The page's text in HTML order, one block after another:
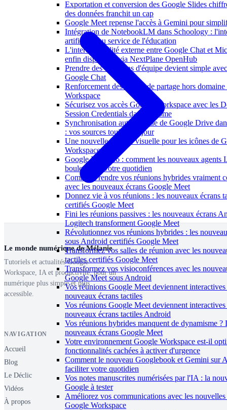
Exportation et conversion des Google Slides
des données franchit un cap
Google Meet repense l'accès à Gemini pour
Intégration de NotebookLM dans Schoology :
artificielle au service de l'éducation
L'interopérabilité externe entre Google Chat et
enfin disponible via NextPlane OpenHub
Prendre des décisions d'équipe devient simple
Google Chat
Renforcement des alertes de partage hors
Workspace
Sécurisez vos accès Google Workspace avec les
Session Credentials dans Chrome
Synchronisation automatique de Google Drive
: vos sources toujours à jour
Une nouvelle identité visuelle pour les icônes de
Workspace
Google I/O 2026 : comment les nouveaux agents
bouleverser votre quotidien
Comment rendre vos réunions hybrides vraiment
avec les nouveaux écrans Google Meet
Donnez vie à vos réunions : les nouveaux écrans
certifiés Google Meet
Fini les réunions passives : les nouveaux écrans
Logitech transforment Google Meet
Révolutionnez vos réunions hybrides : les
sous Android certifiés Google Meet
Transformez vos salles de réunion avec les
tactiles certifiés Google Meet
Transformez vos visioconférences avec les
Google Meet sous Android
Vos réunions Google Meet deviennent
nouveaux écrans tactiles
Vos réunions Google Meet deviennent
nouveaux écrans tactiles Android
Vos réunions hybrides manquent de dynamisme ?
nouveaux écrans Google Meet
Votre environnement Google Workspace est-il
fonctionnalités cachées à activer d'urgence
Comment le nouveau Googlebook et Gemini sur
faciliter votre quotidien
Vos notes manuscrites numérisées par l'IA : la
Google à tester
Améliorez vos communications avec les nouvelles
Google Workspace
Le monde numérique de Mélanie
Tutoriels et actualités Google
Workspace, IA et productivité, pour un
numérique plus simple et plus
accessible.
NAVIGATION
Accueil
Blog
Le Déclic
Vidéos
À propos